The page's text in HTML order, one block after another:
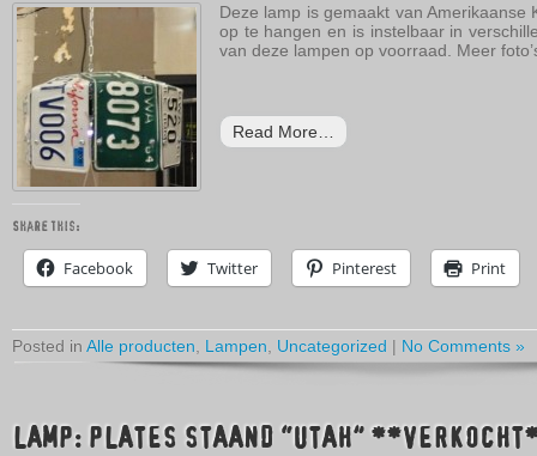
Deze lamp is gemaakt van Amerikaanse
op te hangen en is instelbaar in
van deze lampen op voorraad. Meer
Read More…
Share this:
Facebook Twitter Pinterest Print
Posted in Alle producten Lampen Uncategorized | No Comments »
LAMP: PLATES STAAND “UTAH”